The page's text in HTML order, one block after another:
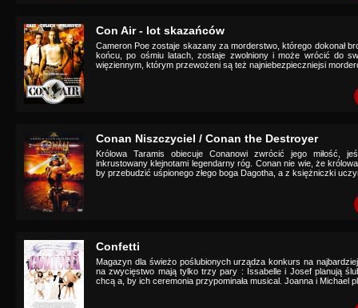
Con Air - lot skazańców
Cameron Poe zostaje skazany za morderstwo, którego dokonał
końcu, po ośmiu latach, zostaje zwolniony i może wrócić do
więziennym, którym przewożeni są też najniebezpieczniejsi
Conan Niszczyciel / Conan the Destroyer
Królowa Taramis obiecuje Conanowi zwrócić jego miłość,
inkrustowany klejnotami legendarny róg. Conan nie wie, że
by przebudzić uśpionego złego boga Dagotha, a z księżniczki
Confetti
Magazyn dla świeżo poślubionych urządza konkurs na
na zwycięstwo mają tylko trzy pary : Issabelle i Josef planują
chcą a, by ich ceremonia przypominała musical. Joanna i Michael